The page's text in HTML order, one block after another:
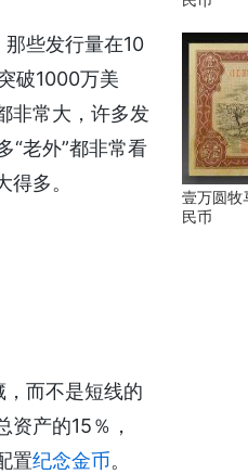
些发行量在10
破1000万美
非常大，许多发
“老外”都非常看
得多。
而不是短线的
产的15％，
置纪念金币。
壹万圆牧
民币